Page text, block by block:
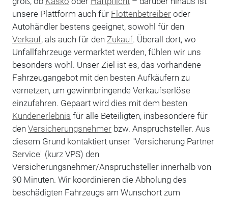
unsere Plattform auch für Flottenbetreiberoder
Autohändler bestens geeignet, sowohl für den
Verkauf, als auch für den Zukauf. Überall dort, wo
Unfallfahrzeuge vermarktet werden, fühlen wir uns
besonders wohl. Unser Ziel ist es, das vorhandene
Fahrzeugangebot mit den besten Aufkäufern zu
vernetzen, um gewinnbringende Verkaufserlöse
einzufahren. Gepaart wird dies mit dem besten
Kundenerlebnis für alle Beteiligten, insbesondere für
den Versicherungsnehmerbzw. Anspruchsteller. Aus
diesem Grund kontaktiert unser "Versicherung Partner
Service" (kurz VPS) den
Versicherungsnehmer/Anspruchsteller innerhalb von
90 Minuten. Wir koordinieren die Abholung des
beschädigten Fahrzeugs am Wunschort zum